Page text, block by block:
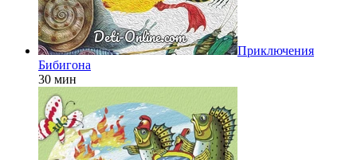
Приключения
Бибигона
30 мин